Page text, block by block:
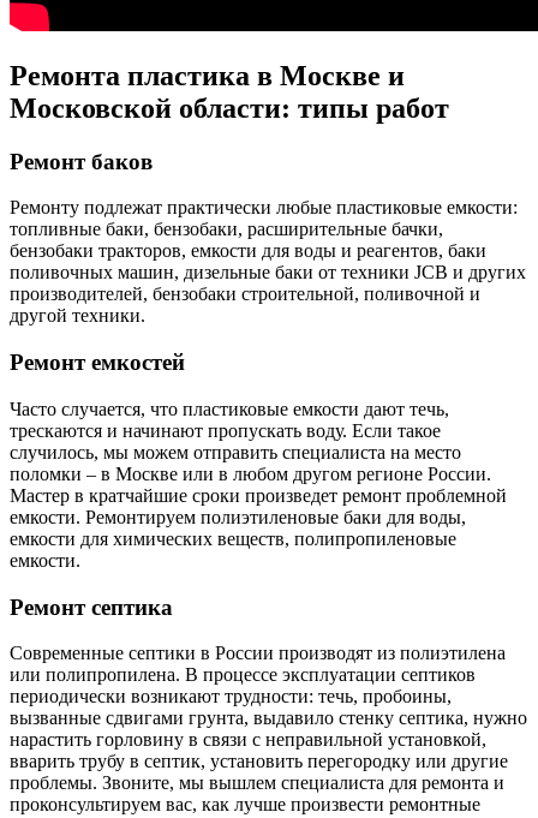
Ремонта пластика в Москве и
Московской области: типы работ
Ремонт баков
Ремонту подлежат практически любые пластиковые емкости:
топливные баки, бензобаки, расширительные бачки,
бензобаки тракторов, емкости для воды и реагентов, баки
поливочных машин, дизельные баки от техники JCB и других
производителей, бензобаки строительной, поливочной и
другой техники.
Ремонт емкостей
Часто случается, что пластиковые емкости дают течь,
трескаются и начинают пропускать воду. Если такое
случилось, мы можем отправить специалиста на место
поломки – в Москве или в любом другом регионе России.
Мастер в кратчайшие сроки произведет ремонт проблемной
емкости. Ремонтируем полиэтиленовые баки для воды,
емкости для химических веществ, полипропиленовые
емкости.
Ремонт септика
Современные септики в России производят из полиэтилена
или полипропилена. В процессе эксплуатации септиков
периодически возникают трудности: течь, пробоины,
вызванные сдвигами грунта, выдавило стенку септика, нужно
нарастить горловину в связи с неправильной установкой,
вварить трубу в септик, установить перегородку или другие
проблемы. Звоните, мы вышлем специалиста для ремонта и
проконсультируем вас, как лучше произвести ремонтные